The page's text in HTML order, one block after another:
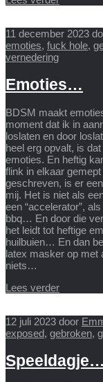
11 december 2023
emoties, fuck hole,
vernedering
Emoties…
BDSM maakt
moment dat ik in
loslaten en door
heel erg opvalt, is
emoties. En heftig
flink in elkaar
geschreven, is er
mij. Het is niet als
een “accelerator”,
bbq… En door die
het leidt tot heftige
huilbuien… En dan
latex masker op met
niets…
Lees verder
12 juli 2023 door
exposed, gebroken,
Speeldagje…